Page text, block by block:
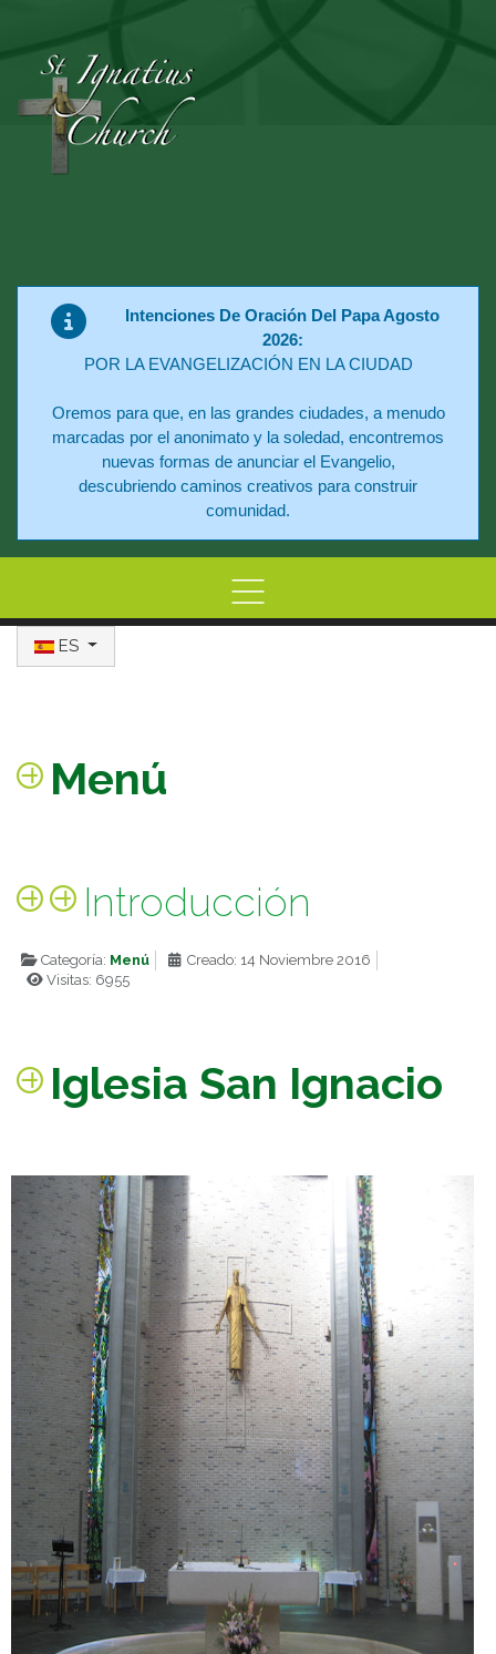
Intenciones De Oración Del Papa Agosto
2026:
POR LA EVANGELIZACIÓN EN LA CIUDAD
Oremos para que, en las grandes ciudades, a menudo
marcadas por el anonimato y la soledad, encontremos
nuevas formas de anunciar el Evangelio,
descubriendo caminos creativos para construir
comunidad.
Home
Seleccione su idioma
ES
Menú
Introducción
Categoría: Menú
Creado: 14 Noviembre 2016
Visitas: 6955
Iglesia San Ignacio